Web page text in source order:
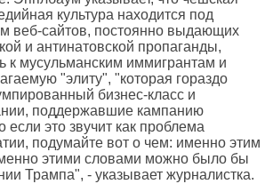
культура находится под
веб-сайтов, постоянно выдающих
и антинатовской пропаганды,
к мусульманским иммигрантам и
"элиту", "которая гораздо
бизнес-класс и
поддержавшие кампанию
это звучит как проблема
подумайте вот о чем: именно этим
этими словами можно было бы
Трампа", - указывает журналистка.